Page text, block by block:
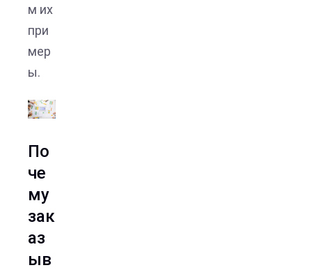
м их
при
мер
ы.
По
че
му
зак
аз
ыв